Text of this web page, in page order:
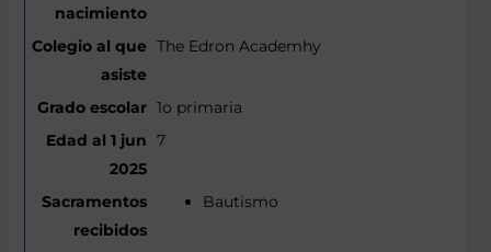
The Edron Academhy
1o primaria
7
Bautismo